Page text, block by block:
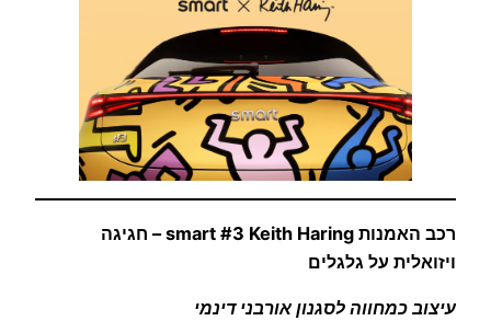
רכב האמנות smart #3 Keith Haring – חגיגה
ויזואלית על גלגלים
עיצוב כמחווה לסגנון אורבני דינמי